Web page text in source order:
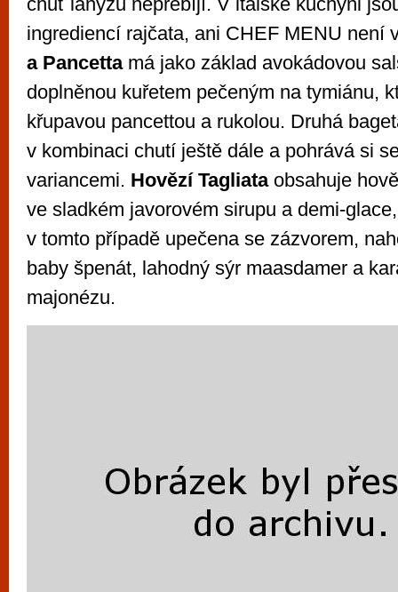
ingrediencí rajčata, ani CHEF MENU není
a Pancettamá jako základ avokádovou
doplněnou kuřetem pečeným na tymiánu,
křupavou pancettou a rukolou. Druhá
v kombinaci chutí ještě dále a pohrává si
variancemi. Hovězí Tagliataobsahuje
ve sladkém javorovém sirupu a demi-
v tomto případě upečena se zázvorem,
baby špenát, lahodný sýr maasdamer a
majonézu.